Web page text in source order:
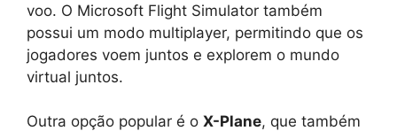
voo. O Microsoft Flight Simulator também
possui um modo multiplayer, permitindo que os
jogadores voem juntos e explorem o mundo
virtual juntos.
Outra opção popular é o X-Plane, que também